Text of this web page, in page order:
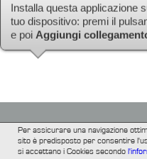
TUTTI FILM
Per assicurare una navigazione
sito è predisposto per consentire
si accettano i Cookies secondo
Installa questa applicazione
tuo dispositivo: premi il